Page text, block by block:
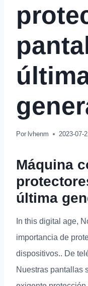
Por lvhenm 2023-07-
Máquina
última
In this digital age,
importancia de
dispositivos.. De
Nuestras pantallas